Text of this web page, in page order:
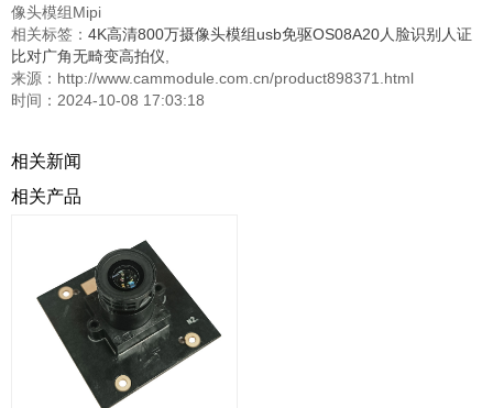
像头模组Mipi
相关标签： 4K高清800万摄像头模组usb免驱OS08A20人脸识别人证
比对广角无畸变高拍仪
来源：http://www.cammodule.com.cn/product898371.html
时间：2024-10-08 17:03:18
相关新闻
相关产品